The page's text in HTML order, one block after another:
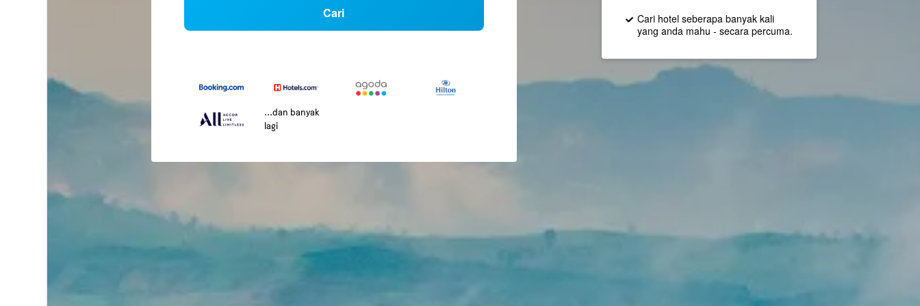
Cari
...dan banyak
lagi
Cari hotel seberapa banyak kali
yang anda mahu - secara percuma.